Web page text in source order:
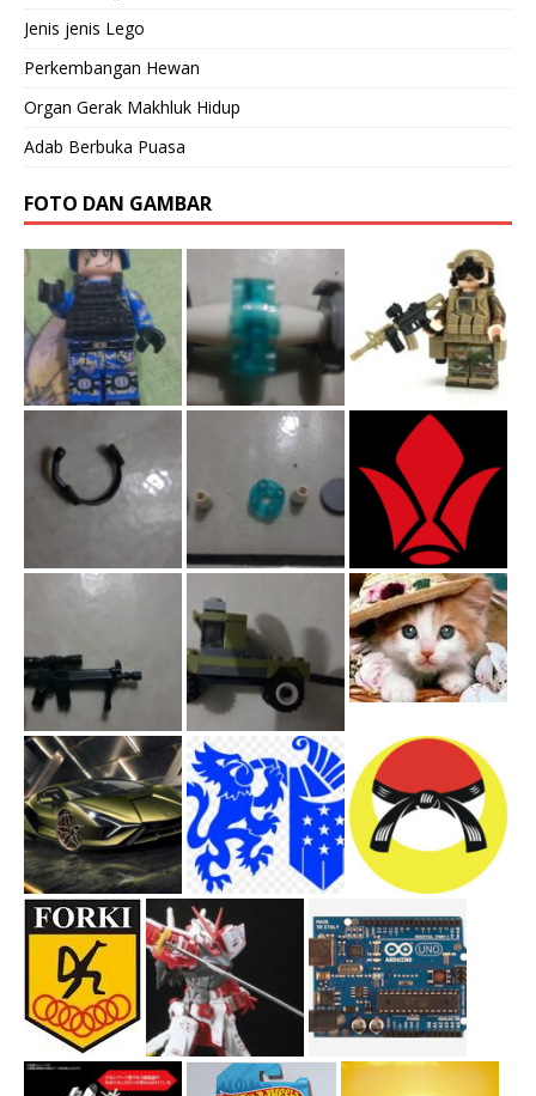
Jenis jenis Lego
Perkembangan Hewan
Organ Gerak Makhluk Hidup
Adab Berbuka Puasa
FOTO DAN GAMBAR